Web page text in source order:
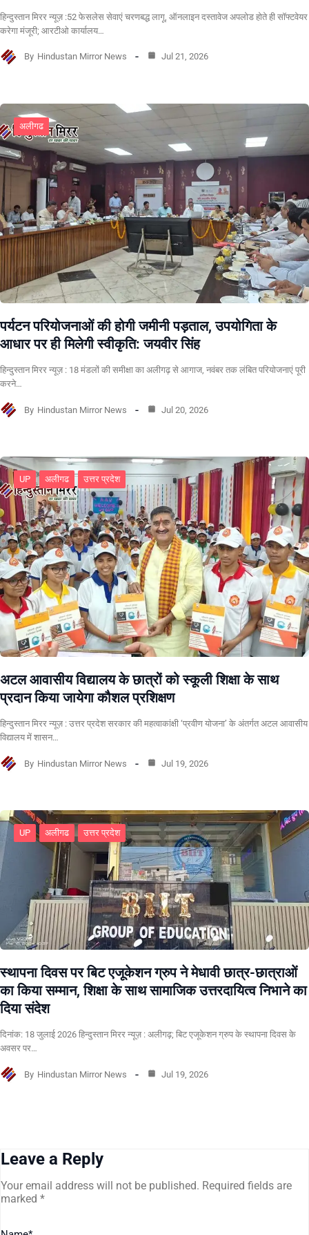
हिन्दुस्तान मिरर न्यूज़ :52 फेसलेस सेवाएं चरणबद्ध लागू, ऑनलाइन दस्तावेज अपलोड होते ही सॉफ्टवेयर
करेगा मंजूरी; आरटीओ कार्यालय…
By Hindustan Mirror News Jul 21, 2026
अलीगढ
पर्यटन परियोजनाओं की होगी जमीनी पड़ताल, उपयोगिता के
आधार पर ही मिलेगी स्वीकृति: जयवीर सिंह
हिन्दुस्तान मिरर न्यूज़ : 18 मंडलों की समीक्षा का अलीगढ़ से आगाज, नवंबर तक लंबित परियोजनाएं पूरी
करने…
By Hindustan Mirror News Jul 20, 2026
UP अलीगढ उत्तर प्रदेश
अटल आवासीय विद्यालय के छात्रों को स्कूली शिक्षा के साथ
प्रदान किया जायेगा कौशल प्रशिक्षण
हिन्दुस्तान मिरर न्यूज़ : उत्तर प्रदेश सरकार की महत्वाकांक्षी ‘प्रवीण योजना’ के अंतर्गत अटल आवासीय
विद्यालय में शासन…
By Hindustan Mirror News Jul 19, 2026
UP अलीगढ उत्तर प्रदेश
स्थापना दिवस पर बिट एजूकेशन ग्रुप ने मेधावी छात्र-छात्राओं
का किया सम्मान, शिक्षा के साथ सामाजिक उत्तरदायित्व निभाने का
दिया संदेश
दिनांक: 18 जुलाई 2026 हिन्दुस्तान मिरर न्यूज़ : अलीगढ़; बिट एजूकेशन ग्रुप के स्थापना दिवस के
अवसर पर…
By Hindustan Mirror News Jul 19, 2026
Leave a Reply
Your email address will not be published. Required fields are
marked *